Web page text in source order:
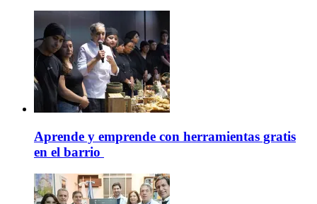
Aprende y emprende con herramientas gratis
en el barrio